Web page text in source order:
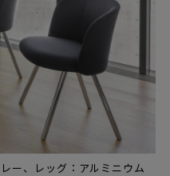
ー、レッグ：アルミニウム